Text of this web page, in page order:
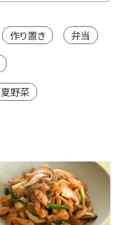
作り置き 弁当
夏野菜